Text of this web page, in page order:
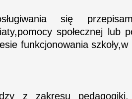
się
społecznej lub
funkcjonowania
z zakresu